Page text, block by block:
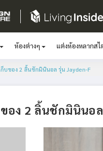
ห้องต่างๆ แต่งห้องหลากสไ
ก็บของ 2 ลิ้นชักมินินอล รุ่น Jayden-F
อง 2 ลิ้นชักมินินอ